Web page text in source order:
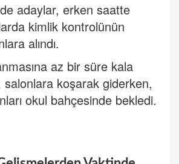
adaylar, erken saatte
kimlik kontrolünün
alındı.
az bir süre kala
koşarak giderken,
okul bahçesinde bekledi.